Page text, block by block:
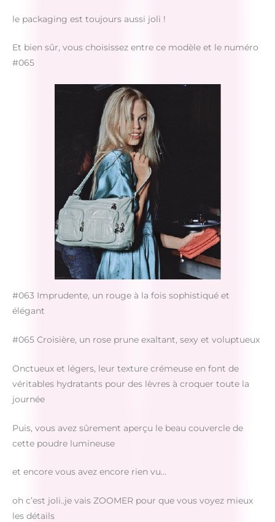
le packaging est toujours aussi joli !
Et bien sûr, vous choisissez entre ce modèle et le numéro
#065
#063 Imprudente, un rouge à la fois sophistiqué et
élégant
#065 Croisière, un rose prune exaltant, sexy et voluptueux
Onctueux et légers, leur texture crémeuse en font de
véritables hydratants pour des lèvres à croquer toute la
journée
Puis, vous avez sûrement aperçu le beau couvercle de
cette poudre lumineuse
et encore vous avez encore rien vu…
oh c’est joli..je vais ZOOMER pour que vous voyez mieux
les détails